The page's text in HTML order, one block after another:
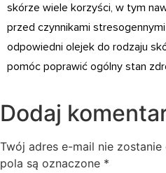
skórze wiele korzyści, w tym
przed czynnikami
odpowiedni olejek do rodzaju
pomóc poprawić ogólny stan
Dodaj
Twój adres e-mail nie zostanie
pola są oznaczone *